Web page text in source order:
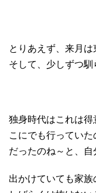
とりあえず、来月は
そして、少しずつ馴
独身時代はこれは
こにでも行ってい
だったのね～と、自
出かけていても家